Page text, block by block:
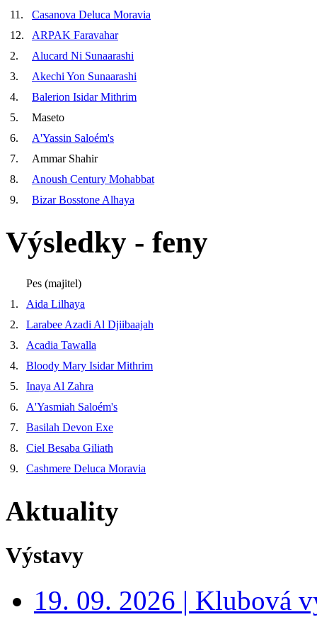
11.
Casanova Deluca Moravia
12.
ARPAK Faravahar
2.
Alucard Ni Sunaarashi
3.
Akechi Yon Sunaarashi
4.
Balerion Isidar Mithrim
5.
Maseto
6.
A'Yassin Saloém's
7.
Ammar Shahir
8.
Anoush Century Mohabbat
9.
Bizar Bosstone Alhaya
Výsledky - feny
Pes (majitel)
1.
Aida Lilhaya
2.
Larabee Azadi Al Djiibaajah
3.
Acadia Tawalla
4.
Bloody Mary Isidar Mithrim
5.
Inaya Al Zahra
6.
A'Yasmiah Saloém's
7.
Basilah Devon Exe
8.
Ciel Besaba Giliath
9.
Cashmere Deluca Moravia
Aktuality
Výstavy
19. 09. 2026 | Klubová